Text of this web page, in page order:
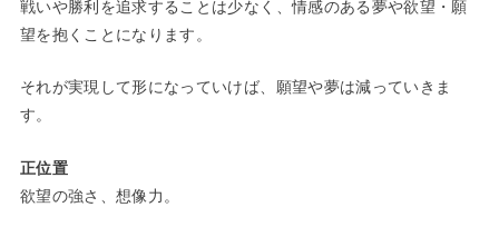
戦いや勝利を追求することは少なく、情感のある夢や欲望・願
望を抱くことになります。
それが実現して形になっていけば、願望や夢は減っていきま
す。
正位置
欲望の強さ、想像力。